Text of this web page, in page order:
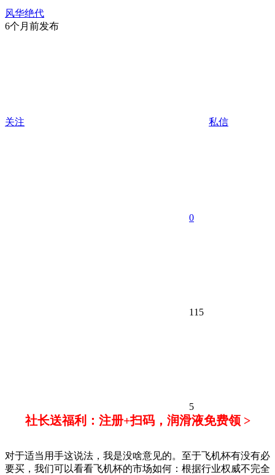
风华绝代
6个月前发布
关注 私信
0
115
5
社长送福利：注册+扫码，润滑液免费领 >
对于适当用手这说法，我是没啥意见的。至于飞机杯有没有必
要买，我们可以看看飞机杯的市场如何：根据行业权威不完全